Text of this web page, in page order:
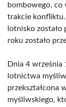
bombowego, co
trakcie
lotnisko
roku zostało
Dnia 4 września
lotnictwa
przekształcona
myśliwskiego,